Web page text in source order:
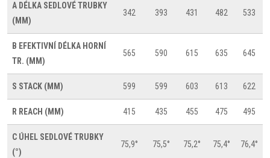
A DÉLKA SEDLOVÉ TRUBKY
(MM)
342 393 431 482 533
B EFEKTIVNÍ DÉLKA HORNÍ
TR. (MM)
565 590 615 635 645
S STACK (MM) 599 599 603 613 622
R REACH (MM) 415 435 455 475 495
C ÚHEL SEDLOVÉ TRUBKY
(°)
75,9° 75,5° 75,2° 75,4° 76,4°